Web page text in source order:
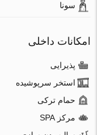
سونا
امکانات داخلی
پذیرایی
استخر سرپوشیده
حمام ترکی
مرکز SPA